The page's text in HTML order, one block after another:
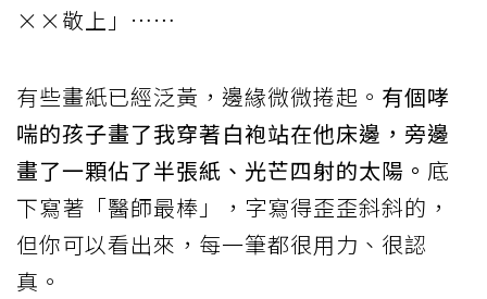
××敬上」……
有些畫紙已經泛黃，邊緣微微捲起。 有個哮
喘的孩子畫了我穿著白袍站在他床邊，旁邊
畫了一顆佔了半張紙、光芒四射的太陽。 底
下寫著「醫師最棒」，字寫得歪歪斜斜的，
但你可以看出來，每一筆都很用力、很認
真。